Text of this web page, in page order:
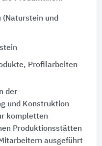
(Naturstein und
Profilarbeiten
der
und Konstruktion
kompletten
Produktionsstätten
ausgeführt